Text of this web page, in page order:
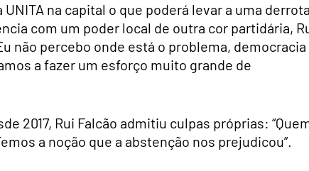
na capital o que poderá levar a uma
com um poder local de outra cor partidária,
não percebo onde está o problema, democracia
a fazer um esforço muito grande de
2017, Rui Falcão admitiu culpas próprias:
a noção que a abstenção nos prejudicou”.